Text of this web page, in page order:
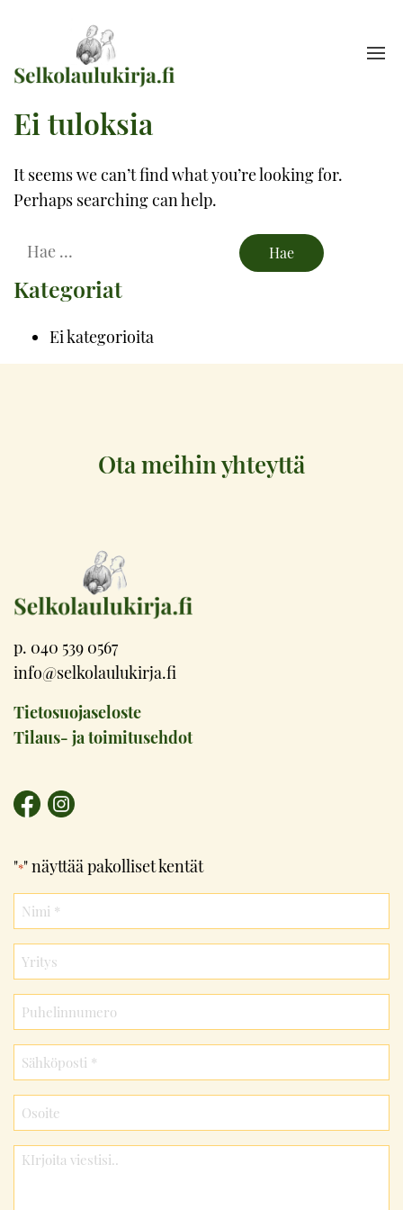
Ei tuloksia
It seems we can’t find what you’re looking for.
Perhaps searching can help.
Kategoriat
Ei kategorioita
Ota meihin yhteyttä
p. 040 539 0567
info@selkolaulukirja.fi
Tietosuojaseloste
Tilaus- ja toimitusehdot
"*" näyttää pakolliset kentät